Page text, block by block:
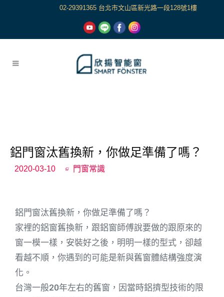
02-29391365 台北市文山區新光路一段128號1樓
鋁門窗汰舊換新，你做足準備了嗎？
2020-03-10 門窗常識
鋁門窗汰舊換新，你做足準備了嗎？
家裡的鋁窗舊換新，跟鋁窗師傅說要做的跟原來的
窗一模一樣，安裝好之後，明明一樣的型式，卻越
看越不順，你遇到的可能是新與舊窗體結構強度演
化。
台灣一般20年左右的舊窗，因當時鋁擠型技術的限